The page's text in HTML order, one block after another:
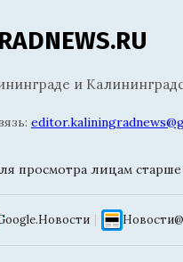
и
просмотра лицам старше
|